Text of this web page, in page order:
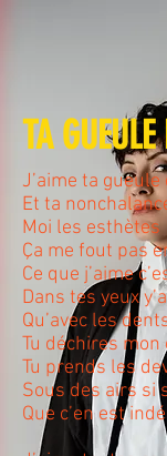
TA GUEULE
J’aime ta
Et ta
Moi les esthètes
Ça me fout pas
Ce que j’aime
Dans tes yeux
Qu’avec les
Tu déchires mon
Tu prends les
Sous des airs si
Que c’en est